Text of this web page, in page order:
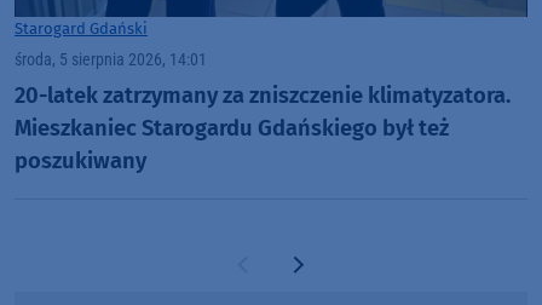
Starogard Gdański
środa, 5 sierpnia 2026, 14:01
20-latek zatrzymany za zniszczenie klimatyzatora.
Mieszkaniec Starogardu Gdańskiego był też
poszukiwany
Poprzednia strona
Następna strona